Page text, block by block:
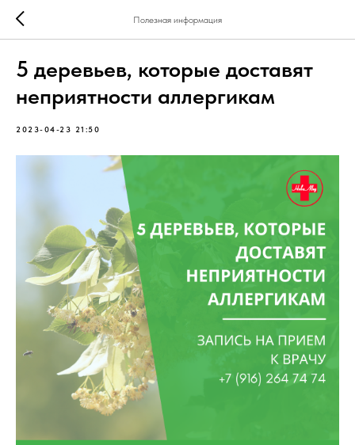
Полезная информация
5 деревьев, которые доставят
неприятности аллергикам
2023-04-23 21:50